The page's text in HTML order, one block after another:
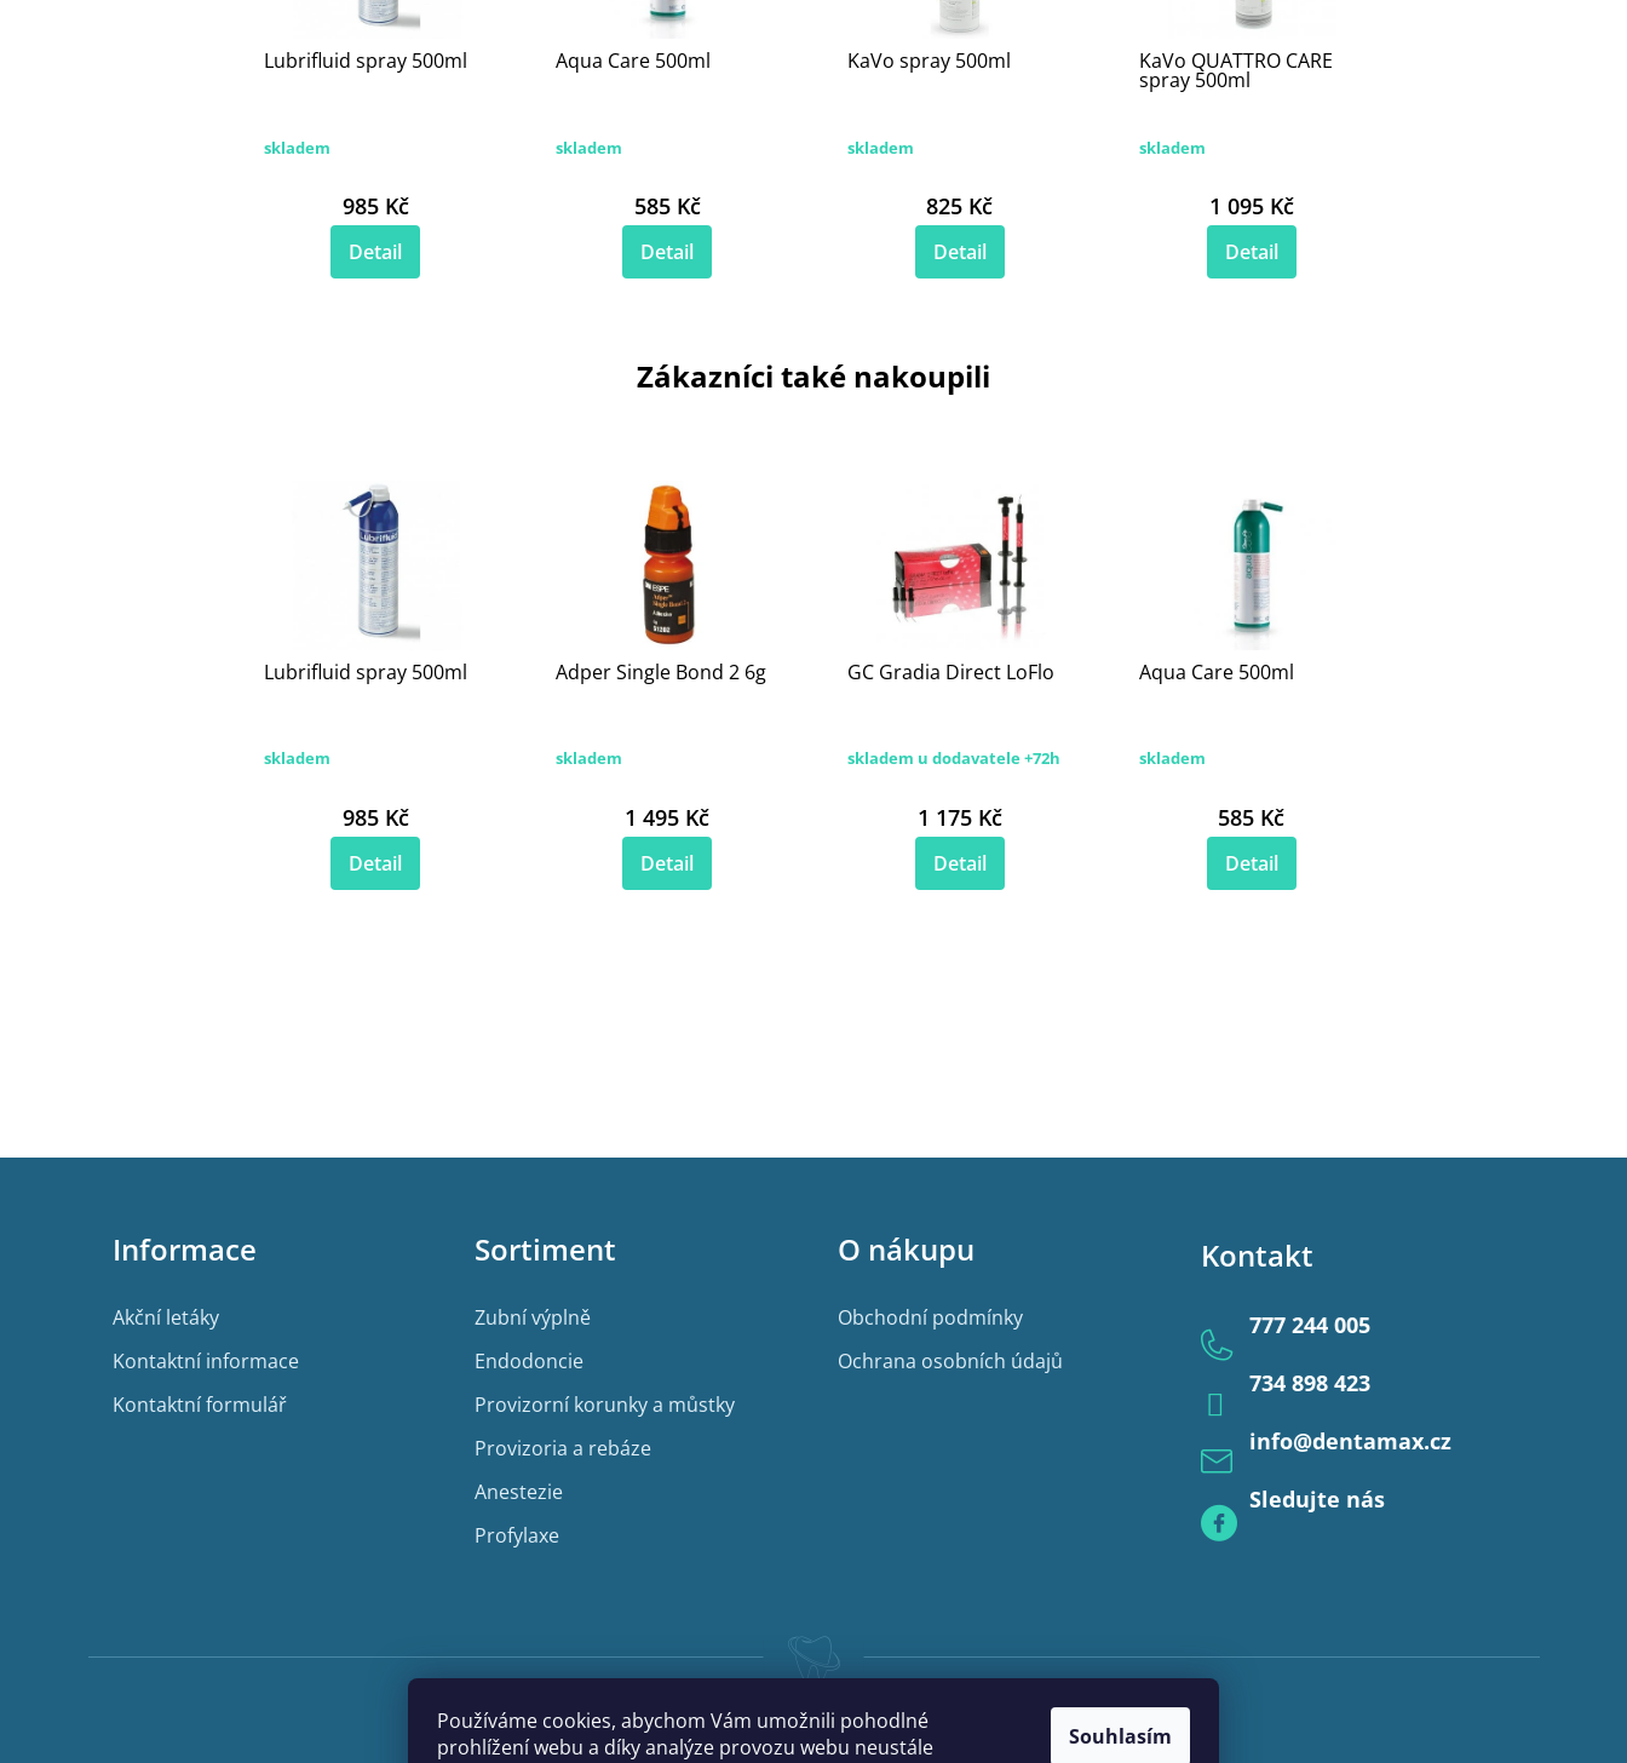
Používáme cookies, abychom Vám umožnili pohodlné
prohlížení webu a díky analýze provozu webu neustále
Souhlasím
Lubrifluid spray 500ml
skladem
985 Kč
Detail
Aqua Care 500ml
skladem
585 Kč
Detail
KaVo spray 500ml
skladem
825 Kč
Detail
KaVo QUATTRO CARE
spray 500ml
skladem
1 095 Kč
Detail
Zákazníci také nakoupili
Lubrifluid spray 500ml
skladem
985 Kč
Detail
Adper Single Bond 2 6g
skladem
1 495 Kč
Detail
GC Gradia Direct LoFlo
skladem u dodavatele +72h
1 175 Kč
Detail
Aqua Care 500ml
skladem
585 Kč
Detail
Z
Informace
Akční letáky
Kontaktní informace
Kontaktní formulář
Sortiment
Zubní výplně
Endodoncie
Provizorní korunky a můstky
Provizoria a rebáze
Anestezie
Profylaxe
O nákupu
Obchodní podmínky
Ochrana osobních údajů
Kontakt
info@dentamax.cz
777 244 005
734 898 423
Sledujte nás